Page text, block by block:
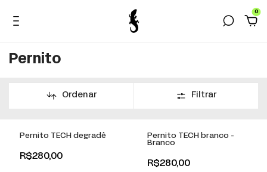
0
Pernito
Ordenar Filtrar
Pernito TECH degradê
R$280,00
Pernito TECH branco -
Branco
R$280,00